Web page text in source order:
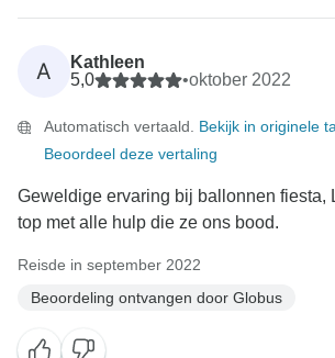
A
Kathleen
5,0
•oktober 2022
Automatisch vertaald. Bekijk in originele
Beoordeel deze vertaling
Geweldige ervaring bij ballonnen fiesta,
top met alle hulp die ze ons bood.
Reisde in september 2022
Beoordeling ontvangen door Globus